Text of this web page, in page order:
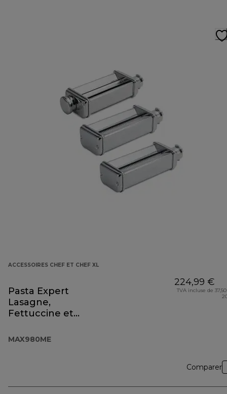
ACCESSOIRES CHEF ET CHEF XL
Pasta Expert
Lasagne,
Fettuccine et
MAX980ME
MAX980ME
224,99 €
TVA incluse de
Comparer